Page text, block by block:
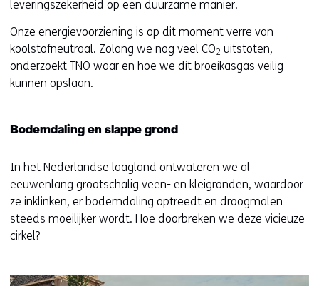
leveringszekerheid op een duurzame manier.
Onze energievoorziening is op dit moment verre van
koolstofneutraal. Zolang we nog veel CO2 uitstoten,
onderzoekt TNO waar en hoe we dit broeikasgas veilig
kunnen opslaan.
Bodemdaling en slappe grond
In het Nederlandse laagland ontwateren we al
eeuwenlang grootschalig veen- en kleigronden, waardoor
ze inklinken, er bodemdaling optreedt en droogmalen
steeds moeilijker wordt. Hoe doorbreken we deze vicieuze
cirkel?